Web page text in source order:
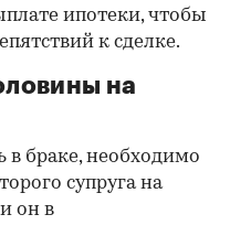
ипотеки, чтобы
к сделке.
на
в браке, необходимо
супруга на
он в